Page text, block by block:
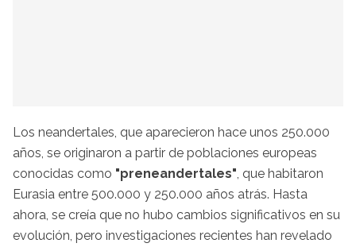
Los neandertales, que aparecieron hace unos 250.000
años, se originaron a partir de poblaciones europeas
conocidas como "preneandertales", que habitaron
Eurasia entre 500.000 y 250.000 años atrás. Hasta
ahora, se creía que no hubo cambios significativos en su
evolución, pero investigaciones recientes han revelado